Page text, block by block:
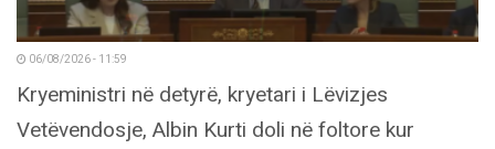
06/08/2026 - 11:59
Kryeministri në detyrë, kryetari i Lëvizjes
Vetëvendosje, Albin Kurti doli në foltore kur